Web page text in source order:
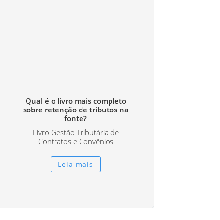
Qual é o livro mais completo
sobre retenção de tributos na
fonte?
Livro Gestão Tributária de
Contratos e Convênios
Leia mais